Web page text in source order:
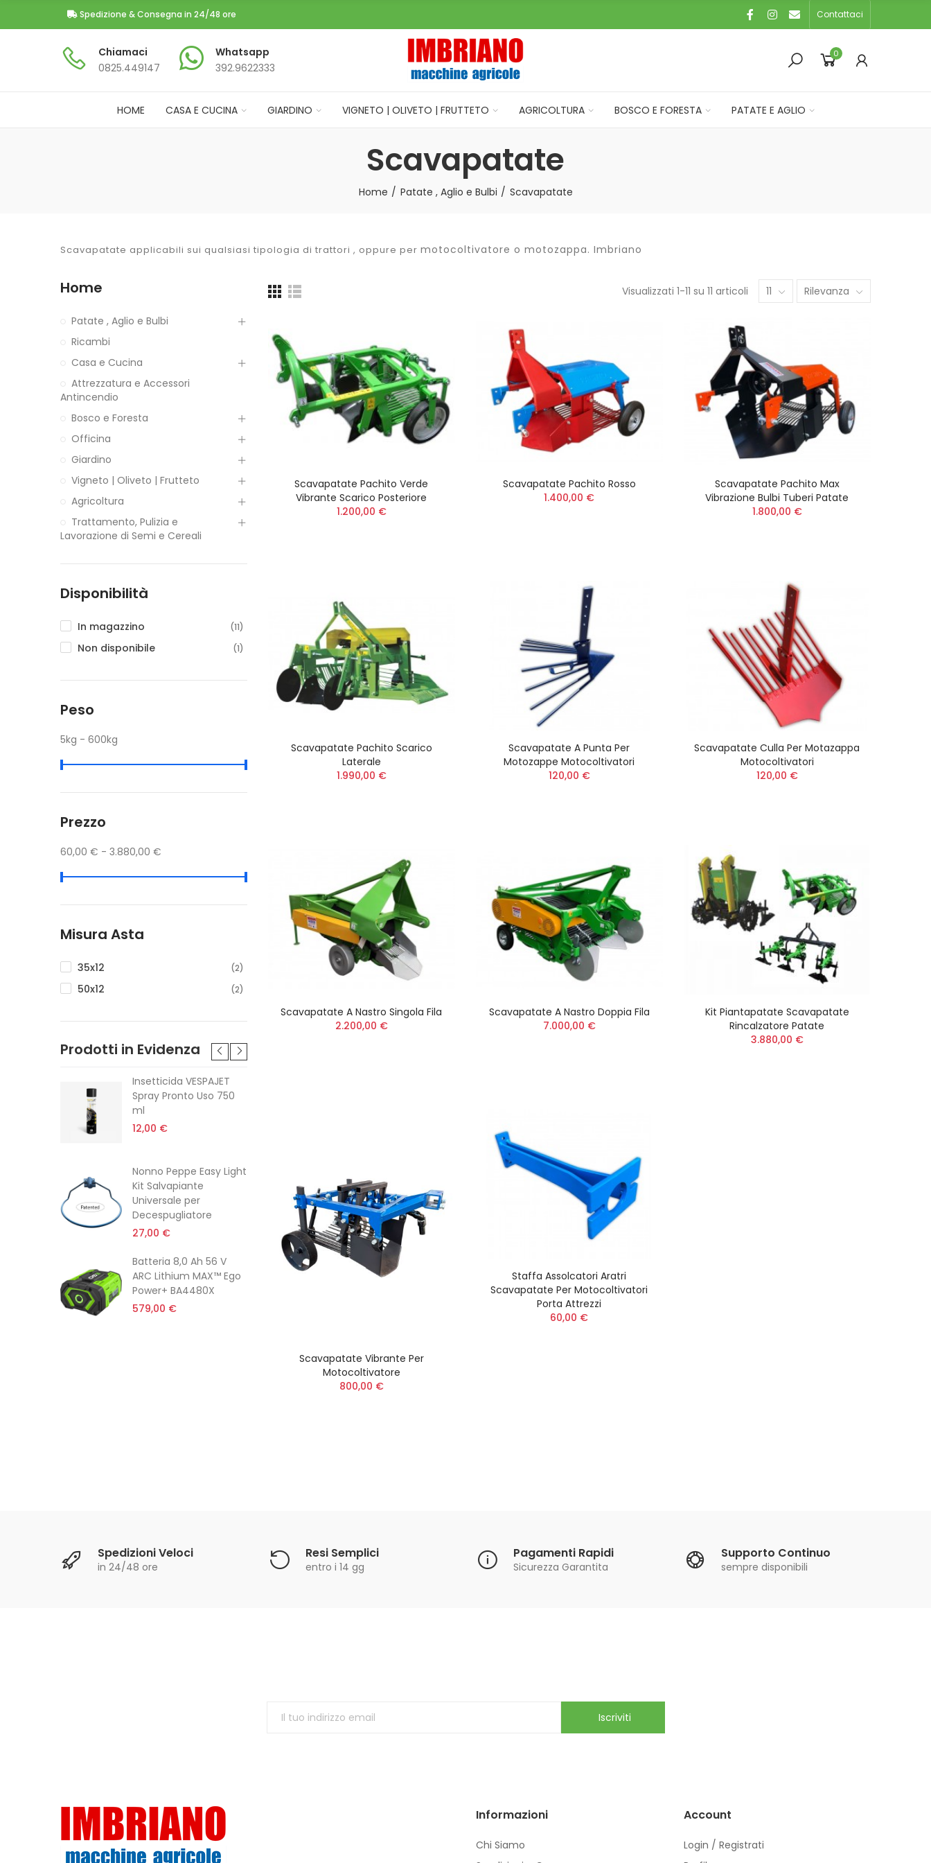
Spedizione & Consegna in 24/48 ore Contattaci
Chiamaci
0825.449147​
Whatsapp
392.9622333
0
HOME CASA E CUCINA GIARDINO VIGNETO | OLIVETO | FRUTTETO AGRICOLTURA BOSCO E FORESTA PATATE E AGLIO
Scavapatate
Home Patate , Aglio e Bulbi Scavapatate
Scavapatate applicabili sui qualsiasi tipologia di trattori , oppure per motocoltivatore o motozappa. Imbriano
Visualizzati 1-11 su 11 articoli 11 Rilevanza
Scavapatate Pachito Verde
Vibrante Scarico Posteriore
1.200,00 €
Scavapatate Pachito Rosso
1.400,00 €
Scavapatate Pachito Max
Vibrazione Bulbi Tuberi Patate
1.800,00 €
Scavapatate Pachito Scarico
Laterale
1.990,00 €
Scavapatate A Punta Per
Motozappe Motocoltivatori
120,00 €
Scavapatate Culla Per Motazappa
Motocoltivatori
120,00 €
Scavapatate A Nastro Singola Fila
2.200,00 €
Scavapatate A Nastro Doppia Fila
7.000,00 €
Kit Piantapatate Scavapatate
Rincalzatore Patate
3.880,00 €
Scavapatate Vibrante Per
Motocoltivatore
800,00 €
Staffa Assolcatori Aratri
Scavapatate Per Motocoltivatori
Porta Attrezzi
60,00 €
Home
Patate , Aglio e Bulbi
Ricambi
Casa e Cucina
Attrezzatura e Accessori
Antincendio
Bosco e Foresta
Officina
Giardino
Vigneto | Oliveto | Frutteto
Agricoltura
Trattamento, Pulizia e
Lavorazione di Semi e Cereali
Disponibilità
In magazzino (11)
Non disponibile (1)
Peso
5kg - 600kg
Prezzo
60,00 € - 3.880,00 €
Misura Asta
35x12 (2)
50x12 (2)
Prodotti in Evidenza
Insetticida VESPAJET
Spray Pronto Uso 750
ml
12,00 €
Nonno Peppe Easy Light
Kit Salvapiante
Universale per
Decespugliatore
27,00 €
Batteria 8,0 Ah 56 V
ARC Lithium MAX™ Ego
Power+ BA4480X
579,00 €
Nonno Peppe Easy Light
Kit Salvapiante
Universale per
Decespugliatore
ARC Lithium MAX™ Ego
Power+ BA4480X
579,00 €
Spedizioni Veloci
in 24/48 ore
Resi Semplici
entro i 14 gg
Pagamenti Rapidi
Sicurezza Garantita
Supporto Continuo
sempre disponibili
Iscriviti
Informazioni
Chi Siamo
Account
Login / Registrati